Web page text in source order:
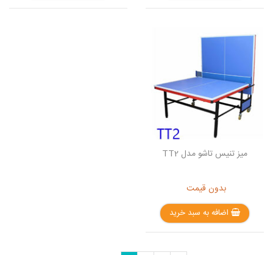
میز تنیس تاشو مدل TT2
بدون قیمت
اضافه به سبد خرید